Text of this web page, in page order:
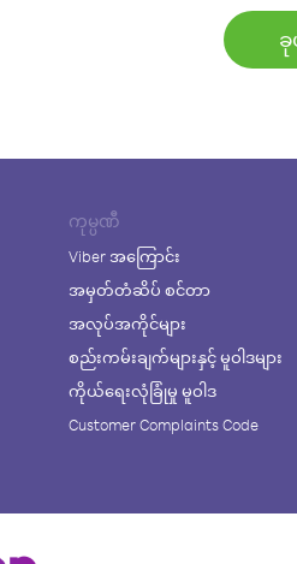
ကုမ္ပဏီ
Viber အကြောင်း
အမှတ်တံဆိပ် စင်တာ
အလုပ်အကိုင်များ
စည်းကမ်းချက်များနှင့် မူဝါဒများ
ကိုယ်ရေးလုံခြုံမှု မူဝါဒ
Customer Complaints Code